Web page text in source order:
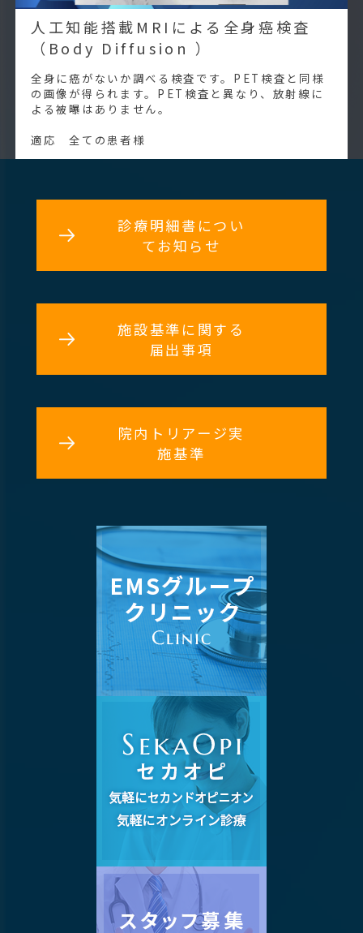
人工知能搭載MRIによる全身癌検査
（Body Diffusion ）
全身に癌がないか調べる検査です。PET検査と同様
の画像が得られます。PET検査と異なり、放射線に
よる被曝はありません。
適応 全ての患者様
診療明細書につい
てお知らせ
施設基準に関する
届出事項
院内トリアージ実
施基準